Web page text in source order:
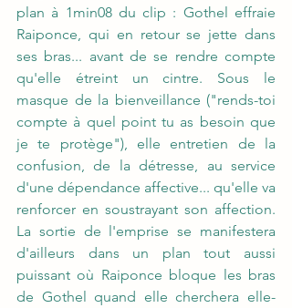
plan à 1min08 du clip : Gothel effraie
Raiponce, qui en retour se jette dans
ses bras... avant de se rendre compte
qu'elle étreint un cintre. Sous le
masque de la bienveillance ("rends-toi
compte à quel point tu as besoin que
je te protège"), elle entretien de la
confusion, de la détresse, au service
d'une dépendance affective... qu'elle va
renforcer en soustrayant son affection.
La sortie de l'emprise se manifestera
d'ailleurs dans un plan tout aussi
puissant où Raiponce bloque les bras
de Gothel quand elle cherchera elle-